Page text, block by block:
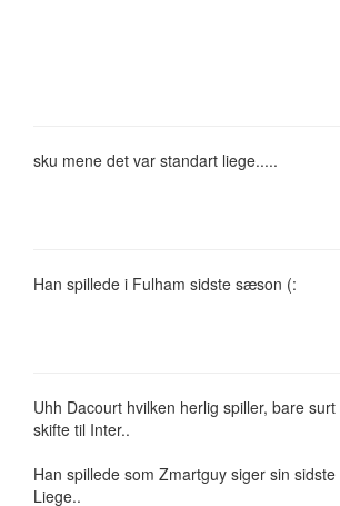
sku mene det var standart liege.....
Han spillede i Fulham sidste sæson (:
Uhh Dacourt hvilken herlig spiller, bare
skifte til Inter..
Han spillede som Zmartguy siger sin
Liege..